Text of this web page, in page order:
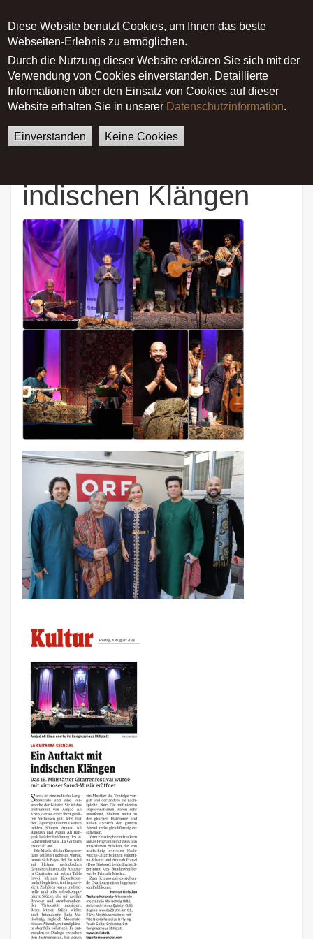
Diese Website benutzt Cookies, um Ihnen das beste
Webseiten-Erlebnis zu ermöglichen.
Durch die Nutzung dieser Website erklären Sie sich mit der
Verwendung von Cookies einverstanden. Detaillierte
Informationen über den Einsatz von Cookies auf dieser
Website erhalten Sie in unserer Datenschutzinformation.
Einverstanden Keine Cookies
Main menu
German English
Startseite
Pressespiegel
Ein Auftakt mit indischen
Klängen
indischen Klängen